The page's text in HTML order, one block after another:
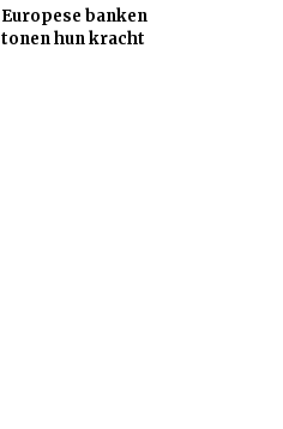
Europese banken
tonen hun kracht